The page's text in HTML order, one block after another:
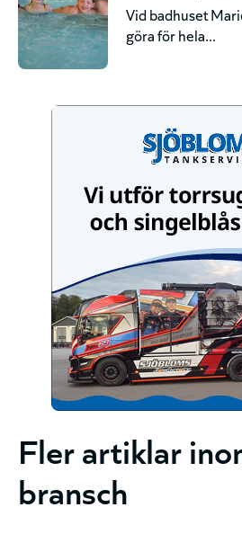
Vid badhuset
göra för hela...
Fler artiklar
bransch